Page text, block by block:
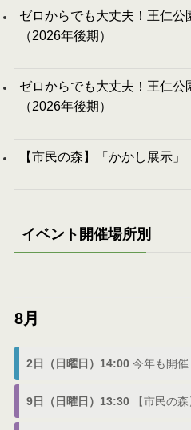
ゼロからでも大丈夫！王仁公
（2026年後期）
ゼロからでも大丈夫！王仁公
（2026年後期）
【市民の森】「かかし展示」
イベント開催場所別
8月
2日（日曜日）14:00 今年も開催！8/
9日（日曜日）13:30 【市民の